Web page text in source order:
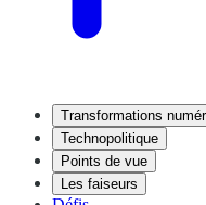
Transformations
Technopolitique
Points de vue
Les faiseurs